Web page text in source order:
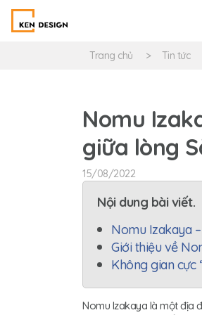
Trang chủ Tin tức
Nomu
giữa lòng
15/08/2022
Nội dung bài viết.
Nomu Izakaya
Giới thiệu về
Không gian cực
Nomu Izakaya là một địa